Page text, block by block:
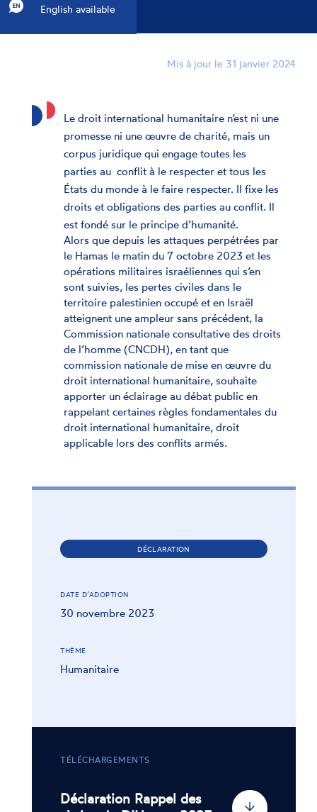
English available
Mis à jour le 31 janvier 2024
Le droit international humanitaire n’est ni une
promesse ni une œuvre de charité, mais un
corpus juridique qui engage toutes les
parties au conflit à le respecter et tous les
États du monde à le faire respecter. Il fixe les
droits et obligations des parties au conflit. Il
est fondé sur le principe d’humanité.
Alors que depuis les attaques perpétrées par
le Hamas le matin du 7 octobre 2023 et les
opérations militaires israéliennes qui s’en
sont suivies, les pertes civiles dans le
territoire palestinien occupé et en Israël
atteignent une ampleur sans précédent, la
Commission nationale consultative des droits
de l’homme (CNCDH), en tant que
commission nationale de mise en œuvre du
droit international humanitaire, souhaite
apporter un éclairage au débat public en
rappelant certaines règles fondamentales du
droit international humanitaire, droit
applicable lors des conflits armés.
DÉCLARATION
DATE D’ADOPTION
30 novembre 2023
THÈME
Humanitaire
TÉLÉCHARGEMENTS
Déclaration Rappel des